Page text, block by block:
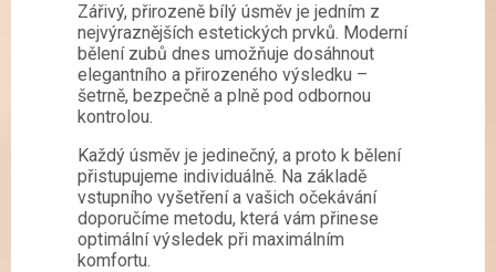
Zářivý, přirozeně bílý úsměv je jedním z
nejvýraznějších estetických prvků. Moderní
bělení zubů dnes umožňuje dosáhnout
elegantního a přirozeného výsledku –
šetrně, bezpečně a plně pod odbornou
kontrolou.
Každý úsměv je jedinečný, a proto k bělení
přistupujeme individuálně. Na základě
vstupního vyšetření a vašich očekávání
doporučíme metodu, která vám přinese
optimální výsledek při maximálním
komfortu.